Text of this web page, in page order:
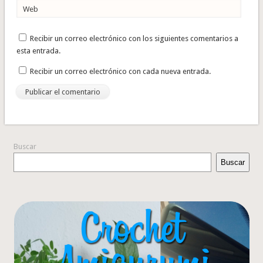
Web
Recibir un correo electrónico con los siguientes comentarios a
esta entrada.
Recibir un correo electrónico con cada nueva entrada.
Buscar
Buscar